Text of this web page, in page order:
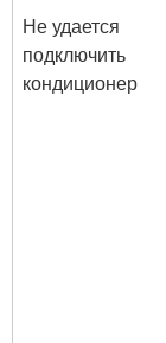
Не удается
подключить
кондиционер